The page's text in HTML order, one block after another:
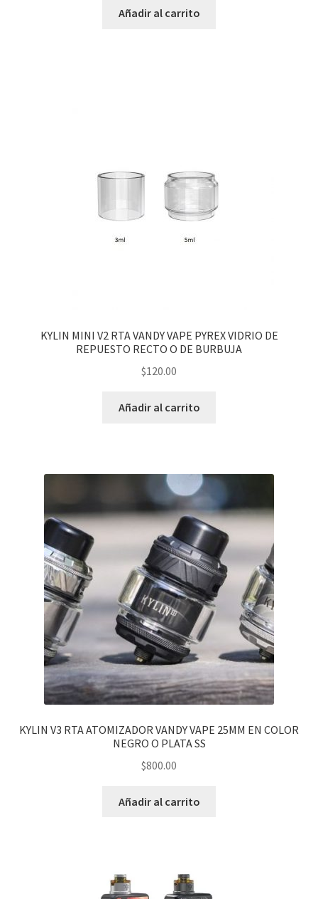
Añadir al carrito
KYLIN MINI V2 RTA VANDY VAPE PYREX VIDRIO DE
REPUESTO RECTO O DE BURBUJA
$120.00
Añadir al carrito
KYLIN V3 RTA ATOMIZADOR VANDY VAPE 25MM EN COLOR
NEGRO O PLATA SS
$800.00
Añadir al carrito